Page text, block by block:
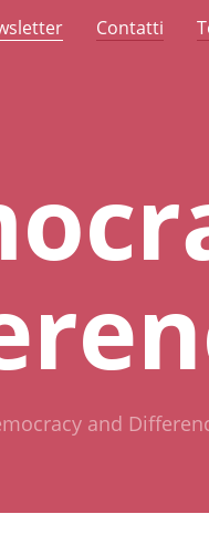
Contatti
and